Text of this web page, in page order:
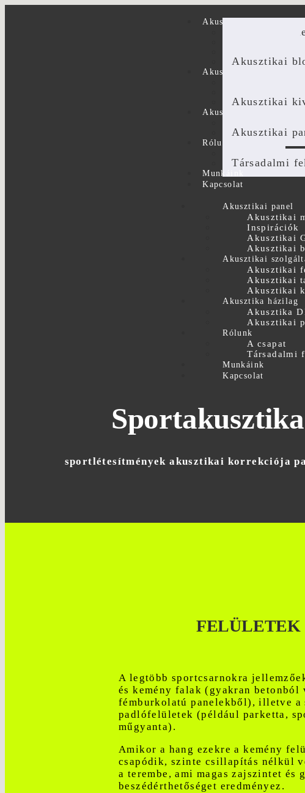
Akusztikai panel
Akusztikai
Akusztikai
Akusztikai
Akusztikai
Akusztika házilag
Akusztikai
Rólunk
Társadalmi
Munkáink
Kapcsolat
Akusztikai panel
Akusztikai
Inspirációk
Akusztikai
Akusztikai
Akusztikai
Akusztikai
Akusztikai
Akusztikai
Akusztika házilag
Akusztika
Akusztikai
Rólunk
A csapat
Társadalmi
Munkáink
Kapcsolat
Sportakusztika
sportlétesítmények akusztikai korrekciója
FELÜLETEK
A legtöbb sportcsarnokra
és kemény falak (gyakran betonból
fémburkolatú panelekből), illetve a
padlófelületek (például parketta,
műgyanta).
Amikor a hang ezekre a kemény
csapódik, szinte csillapítás nélkül
a terembe, ami magas zajszintet és
beszédérthetőséget eredményez.